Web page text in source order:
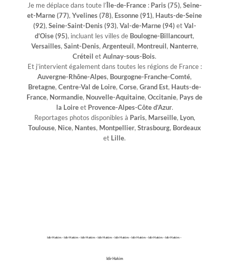
Je me déplace dans toute l’Île-de-France: Paris (75), Seine-
et-Marne (77), Yvelines (78), Essonne (91), Hauts-de-Seine
(92), Seine-Saint-Denis (93), Val-de-Marne (94)etVal-
d’Oise (95), incluant les villes de Boulogne-Billancourt,
Versailles, Saint-Denis, Argenteuil, Montreuil, Nanterre,
Créteil etAulnay-sous-Bois.
Et j’intervient également dans toutes les régions de France :
Auvergne-Rhône-Alpes, Bourgogne-Franche-Comté,
Bretagne, Centre-Val de Loire, Corse, Grand Est, Hauts-de-
France, Normandie, Nouvelle-Aquitaine, Occitanie, Pays de
la Loireet Provence-Alpes-Côte d’Azur.
Reportages photos disponibles à Paris, Marseille, Lyon,
Toulouse, Nice, Nantes, Montpellier, Strasbourg, Bordeaux
et Lille.
Idir Hakim – Idir Hakim – Idir Hakim – Idir Hakim – Idir Hakim – Idir Hakim – Idir Hakim – Idir Hakim –
Idir Hakim